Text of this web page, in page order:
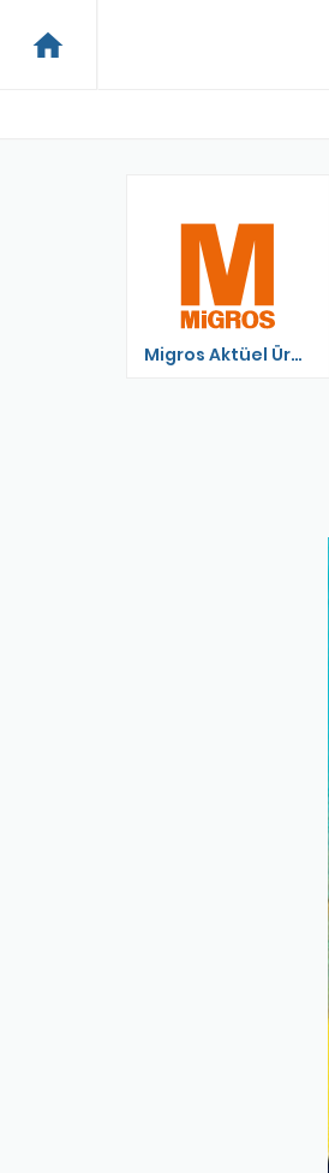
home
Migros Aktüel Ürünler Kataloğu